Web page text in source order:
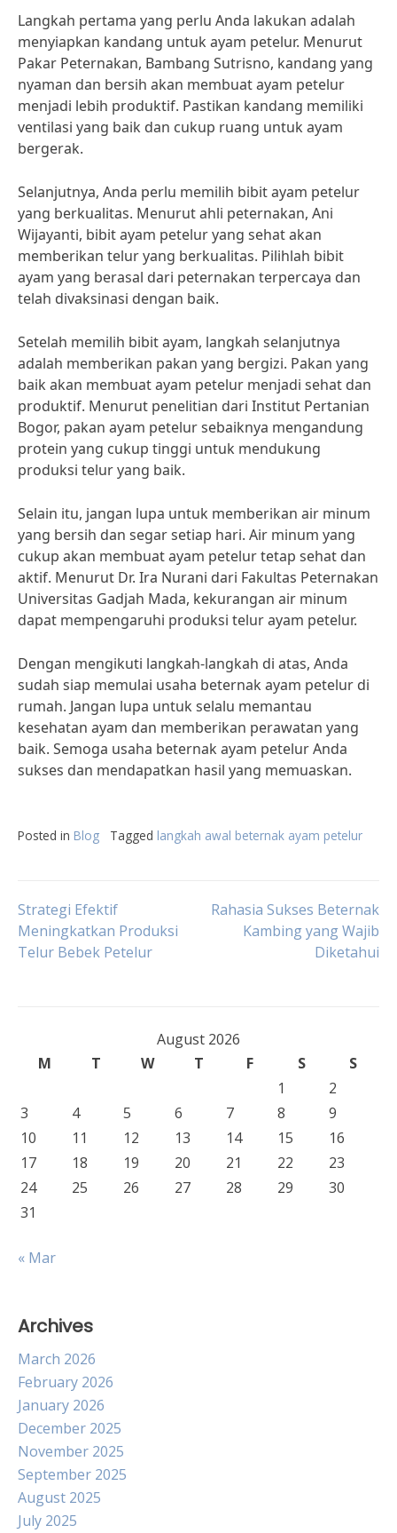
Langkah pertama yang perlu Anda lakukan adalah
menyiapkan kandang untuk ayam petelur. Menurut
Pakar Peternakan, Bambang Sutrisno, kandang yang
nyaman dan bersih akan membuat ayam petelur
menjadi lebih produktif. Pastikan kandang memiliki
ventilasi yang baik dan cukup ruang untuk ayam
bergerak.
Selanjutnya, Anda perlu memilih bibit ayam petelur
yang berkualitas. Menurut ahli peternakan, Ani
Wijayanti, bibit ayam petelur yang sehat akan
memberikan telur yang berkualitas. Pilihlah bibit
ayam yang berasal dari peternakan terpercaya dan
telah divaksinasi dengan baik.
Setelah memilih bibit ayam, langkah selanjutnya
adalah memberikan pakan yang bergizi. Pakan yang
baik akan membuat ayam petelur menjadi sehat dan
produktif. Menurut penelitian dari Institut Pertanian
Bogor, pakan ayam petelur sebaiknya mengandung
protein yang cukup tinggi untuk mendukung
produksi telur yang baik.
Selain itu, jangan lupa untuk memberikan air minum
yang bersih dan segar setiap hari. Air minum yang
cukup akan membuat ayam petelur tetap sehat dan
aktif. Menurut Dr. Ira Nurani dari Fakultas Peternakan
Universitas Gadjah Mada, kekurangan air minum
dapat mempengaruhi produksi telur ayam petelur.
Dengan mengikuti langkah-langkah di atas, Anda
sudah siap memulai usaha beternak ayam petelur di
rumah. Jangan lupa untuk selalu memantau
kesehatan ayam dan memberikan perawatan yang
baik. Semoga usaha beternak ayam petelur Anda
sukses dan mendapatkan hasil yang memuaskan.
Posted in Blog Tagged langkah awal beternak ayam petelur
Post
navigation
Strategi Efektif
Meningkatkan Produksi
Telur Bebek Petelur
Rahasia Sukses Beternak
Kambing yang Wajib
Diketahui
August 2026
M
T W T F S
S
1
2
3
4 5 6 7 8
9
10
11 12 13 14 15
16
17
18 19 20 21 22
23
24
25 26 27 28 29
30
31
« Mar
Archives
March 2026
February 2026
January 2026
December 2025
November 2025
September 2025
August 2025
July 2025